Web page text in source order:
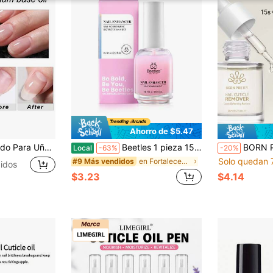
De Piel Muerta Para Manos Adecuada Para Uso Diario De Cuidado De Uñas
Ahorro de $5.47
Local -63% Beetles 1 pieza 15ml Fortalecedor de uñas de secado al aire, tratamiento de crecimiento de uñas rosa para uñas finas & débiles
#9 Más vendidos en Fortalecedores y reparadores de uñas
$3.23
-20% BORN PRETTY Gel Exfoliante para el Cuidado
Solo quedan
$4.14